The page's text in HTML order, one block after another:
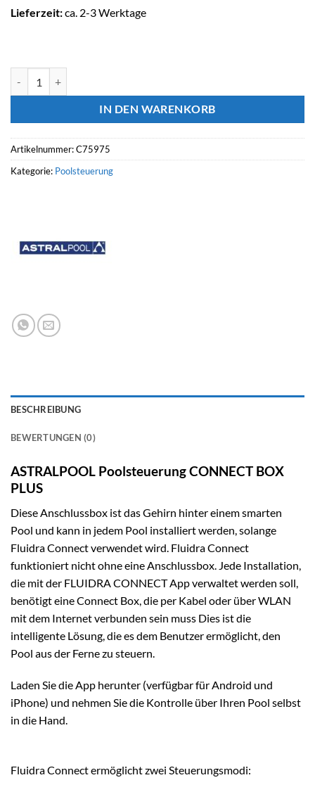
Lieferzeit:ca. 2-3 Werktage
IN DEN WARENKORB
Artikelnummer:C75975
Kategorie: Poolsteuerung
BESCHREIBUNG
BEWERTUNGEN (0)
ASTRALPOOL Poolsteuerung CONNECT BOX
PLUS
Diese Anschlussbox ist das Gehirn hinter einem smarten
Pool und kann in jedem Pool installiert werden, solange
Fluidra Connect verwendet wird. Fluidra Connect
funktioniert nicht ohne eine Anschlussbox. Jede Installation,
die mit der FLUIDRA CONNECT App verwaltet werden soll,
benötigt eine Connect Box, die per Kabel oder über WLAN
mit dem Internet verbunden sein muss Dies ist die
intelligente Lösung, die es dem Benutzer ermöglicht, den
Pool aus der Ferne zu steuern.
Laden Sie die App herunter (verfügbar für Android und
iPhone) und nehmen Sie die Kontrolle über Ihren Pool selbst
in die Hand.
Fluidra Connect ermöglicht zwei Steuerungsmodi: